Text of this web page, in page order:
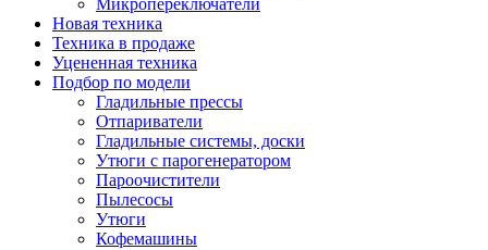
Микропереключатели
Новая техника
Техника в продаже
Уцененная техника
Подбор по модели
Гладильные прессы
Отпариватели
Гладильные системы, доски
Утюги с парогенератором
Пароочистители
Пылесосы
Утюги
Кофемашины